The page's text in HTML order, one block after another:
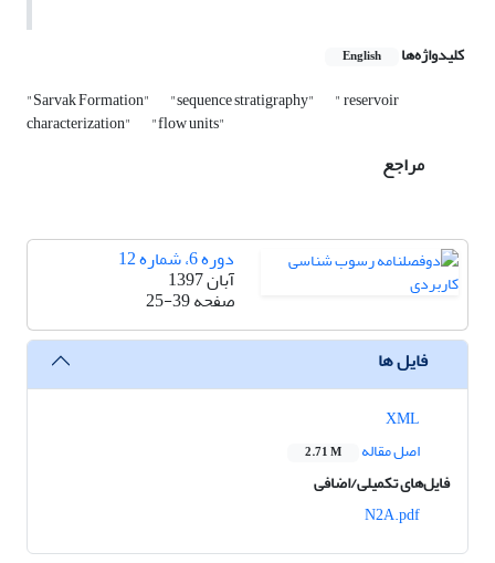
کلیدواژه‌ها English
"Sarvak Formation" "sequence stratigraphy" " reservoir
characterization" "flow units"
مراجع
دوره 6، شماره 12
آبان 1397
صفحه25-39
فایل ها
اصل مقاله
2.71 M
فایل‌های تکمیلی/اضافی
N2A.pdf